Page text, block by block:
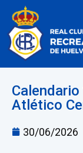
Atlético
30/06/2026